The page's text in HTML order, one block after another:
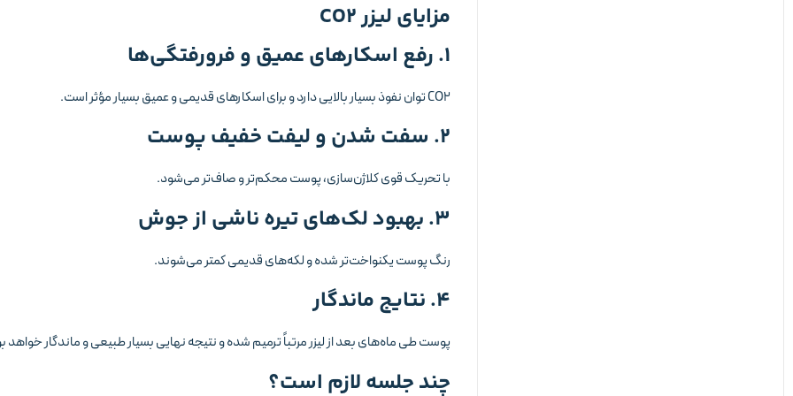
مزایای لیزر CO2
۱. رفع اسکارهای عمیق و فرورفتگی‌ها
CO2 توان نفوذ بسیار بالایی دارد و برای اسکارهای قدیمی و عمیق بسیار مؤثر است.
۲. سفت شدن و لیفت خفیف پوست
با تحریک قوی کلاژن‌سازی، پوست محکم‌تر و صاف‌تر می‌شود.
۳. بهبود لک‌های تیره ناشی از جوش
رنگ پوست یکنواخت‌تر شده و لکه‌های قدیمی کمتر می‌شوند.
۴. نتایج ماندگار
پوست طی ماه‌های بعد از لیزر مرتباً ترمیم شده و نتیجه نهایی بسیار طبیعی و ماندگار خواهد
چند جلسه لازم است؟